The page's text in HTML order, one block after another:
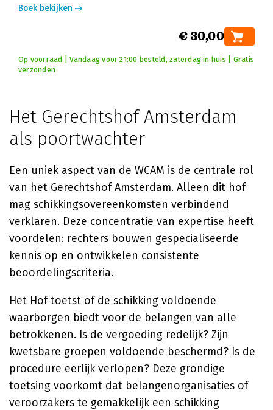
Boek bekijken
€ 30,00
Op voorraad | Vandaag voor 21:00 besteld, zaterdag in huis | Gratis
verzonden
Het Gerechtshof Amsterdam
als poortwachter
Een uniek aspect van de WCAM is de centrale rol
van het Gerechtshof Amsterdam. Alleen dit hof
mag schikkingsovereenkomsten verbindend
verklaren. Deze concentratie van expertise heeft
voordelen: rechters bouwen gespecialiseerde
kennis op en ontwikkelen consistente
beoordelingscriteria.
Het Hof toetst of de schikking voldoende
waarborgen biedt voor de belangen van alle
betrokkenen. Is de vergoeding redelijk? Zijn
kwetsbare groepen voldoende beschermd? Is de
procedure eerlijk verlopen? Deze grondige
toetsing voorkomt dat belangenorganisaties of
veroorzakers te gemakkelijk een schikking